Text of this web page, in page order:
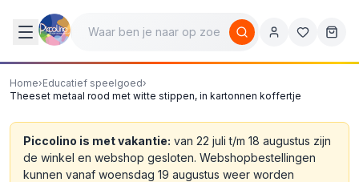
Home›Educatief speelgoed›
Theeset metaal rood met witte stippen, in kartonnen koffertje
Piccolino is met vakantie: van 22 juli t/m 18 augustus zijn
de winkel en webshop gesloten. Webshopbestellingen
kunnen vanaf woensdag 19 augustus weer worden